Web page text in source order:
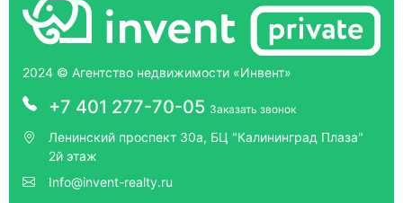
2024 © Агентство недвижимости «Инвент»
+7 401 277-70-05 Заказать звонок
Ленинский проспект 30а, БЦ "Калининград Плаза"
2й этаж
Info@invent-realty.ru